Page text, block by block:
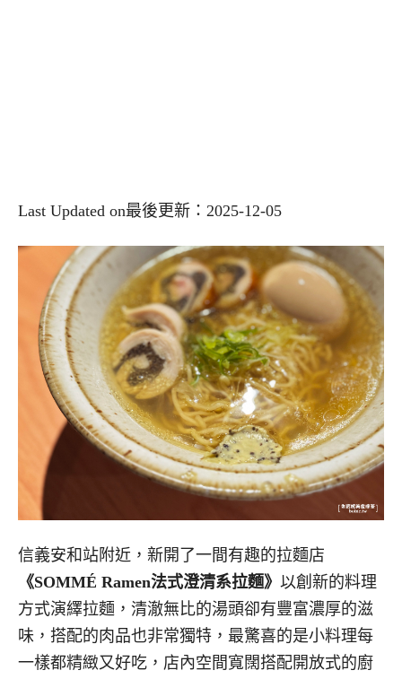
Last Updated on最後更新：2025-12-05
信義安和站附近，新開了一間有趣的拉麵店
《SOMMÉ Ramen法式澄清系拉麵》 以創新的料理
方式演繹拉麵，清澈無比的湯頭卻有豐富濃厚的滋
味，搭配的肉品也非常獨特，最驚喜的是小料理每
一樣都精緻又好吃，店內空間寬闊搭配開放式的廚